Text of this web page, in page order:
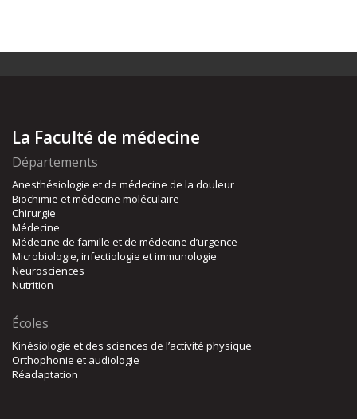
La Faculté de médecine
Départements
Anesthésiologie et de médecine de la douleur
Biochimie et médecine moléculaire
Chirurgie
Médecine
Médecine de famille et de médecine d’urgence
Microbiologie, infectiologie et immunologie
Neurosciences
Nutrition
Écoles
Kinésiologie et des sciences de l’activité physique
Orthophonie et audiologie
Réadaptation